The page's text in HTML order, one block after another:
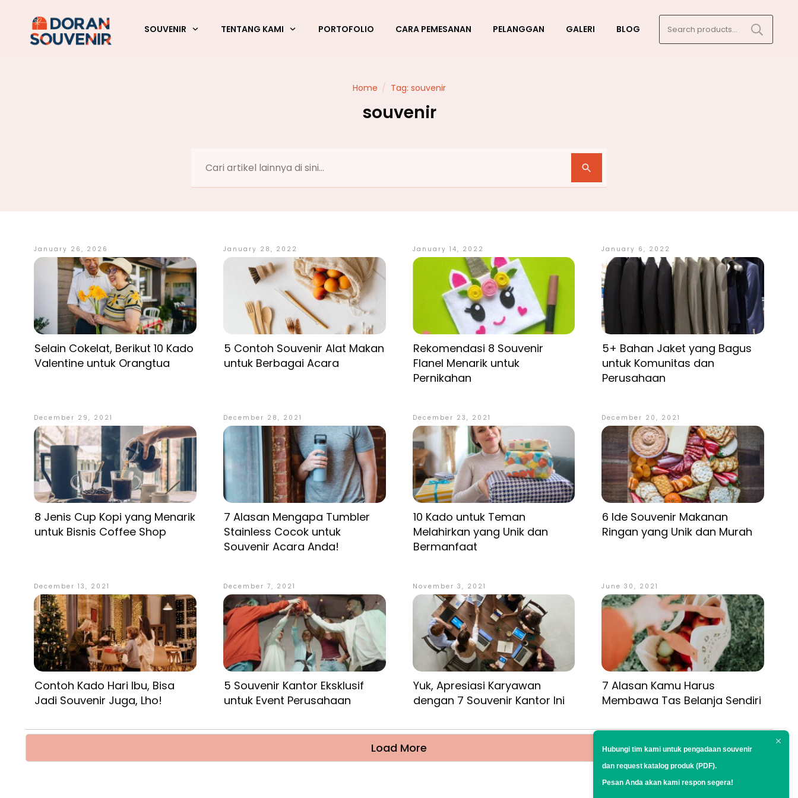
SOUVENIR TENTANG KAMI PORTOFOLIO CARA PEMESANAN PELANGGAN GALERI BLOG
for:
Home / Tag: souvenir
souvenir
January 26, 2026
Selain Cokelat, Berikut 10 Kado
Valentine untuk Orangtua
January 28, 2022
5 Contoh Souvenir Alat Makan
untuk Berbagai Acara
January 14, 2022
Rekomendasi 8 Souvenir
Flanel Menarik untuk
Pernikahan
January 6, 2022
5+ Bahan Jaket yang Bagus
untuk Komunitas dan
Perusahaan
December 29, 2021
8 Jenis Cup Kopi yang Menarik
untuk Bisnis Coffee Shop
December 28, 2021
7 Alasan Mengapa Tumbler
Stainless Cocok untuk
Souvenir Acara Anda!
December 23, 2021
10 Kado untuk Teman
Melahirkan yang Unik dan
Bermanfaat
December 20, 2021
6 Ide Souvenir Makanan
Ringan yang Unik dan Murah
December 13, 2021
Contoh Kado Hari Ibu, Bisa
Jadi Souvenir Juga, Lho!
December 7, 2021
5 Souvenir Kantor Eksklusif
untuk Event Perusahaan
November 3, 2021
Yuk, Apresiasi Karyawan
dengan 7 Souvenir Kantor Ini
June 30, 2021
7 Alasan Kamu Harus
Membawa Tas Belanja Sendiri
Load More
Hubungi tim kami untuk pengadaan souvenir
dan requestkatalog produk (PDF).
Pesan Anda akan kami respon segera!